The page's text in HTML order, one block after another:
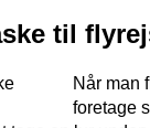
til
Når man
foretage